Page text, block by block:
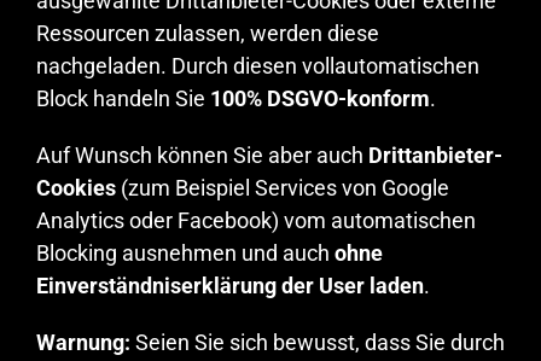
Ressourcen zulassen, werden diese
nachgeladen. Durch diesen vollautomatischen
Block handeln Sie 100% DSGVO-konform.
Auf Wunsch können Sie aber auch Drittanbieter-
Cookies (zum Beispiel Services von Google
Analytics oder Facebook) vom automatischen
Blocking ausnehmen und auch ohne
Einverständniserklärung der User laden.
Warnung: Seien Sie sich bewusst, dass Sie durch